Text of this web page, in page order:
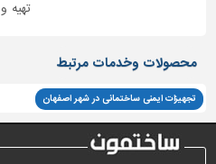
تهیه
محصولات وخدمات مرتبط
تجهیزات ایمنی ساختمانی در شهر اصفهان